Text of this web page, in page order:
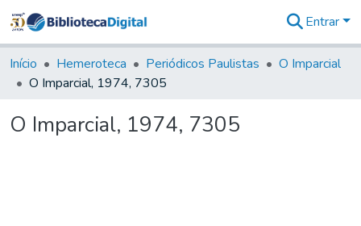
&
Coleções
Tudo na
Digital
Entrar
Início Hemeroteca Periódicos Paulistas
O Imparcial
O Imparcial, 1974, 7305
O Imparcial, 1974, 7305